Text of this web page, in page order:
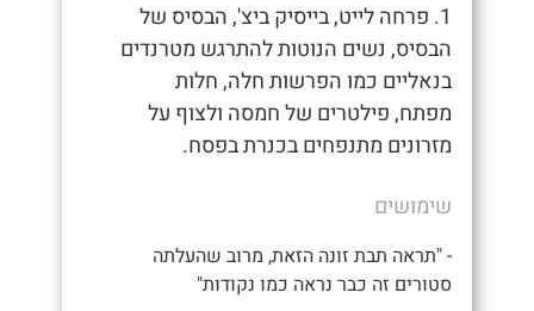
1. פרחה לייט, בייסיק ביצ', הבסיס של
הבסיס, נשים הנוטות להתרגש מטרנדים
בנאליים כמו הפרשות חלה, חלות
מפתח, פילטרים של חמסה ולצוף על
מזרונים מתנפחים בכנרת בפסח.
שימושים
- "תראה תבת זונה הזאת, מרוב שהעלתה
סטורים זה כבר נראה כמו נקודות"